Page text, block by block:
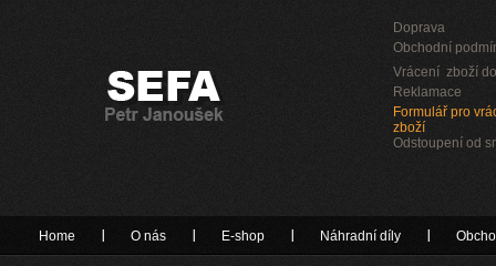
Doprava
Obchodní
Vrácení zboží
Reklamace
Formulář pro
zboží
Odstoupení od
Home O nás E-shop Náhradní díly